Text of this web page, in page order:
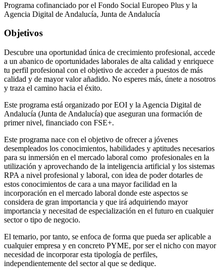
Programa cofinanciado por el Fondo Social Europeo Plus y la
Agencia Digital de Andalucía, Junta de Andalucía
Objetivos
Descubre una oportunidad única de crecimiento profesional, accede
a un abanico de oportunidades laborales de alta calidad y enriquece
tu perfil profesional con el objetivo de acceder a puestos de más
calidad y de mayor valor añadido. No esperes más, únete a nosotros
y traza el camino hacia el éxito.
Este programa está organizado por EOI y la Agencia Digital de
Andalucía (Junta de Andalucía) que aseguran una formación de
primer nivel, financiado con FSE+.
Este programa nace con el objetivo de ofrecer a jóvenes
desempleados los conocimientos, habilidades y aptitudes necesarios
para su inmersión en el mercado laboral como profesionales en la
utilización y aprovechando de la inteligencia artificial y los sistemas
RPA a nivel profesional y laboral, con idea de poder dotarles de
estos conocimientos de cara a una mayor facilidad en la
incorporación en el mercado laboral donde este aspectos se
considera de gran importancia y que irá adquiriendo mayor
importancia y necesitad de especialización en el futuro en cualquier
sector o tipo de negocio.
El temario, por tanto, se enfoca de forma que pueda ser aplicable a
cualquier empresa y en concreto PYME, por ser el nicho con mayor
necesidad de incorporar esta tipología de perfiles,
independientemente del sector al que se dedique.